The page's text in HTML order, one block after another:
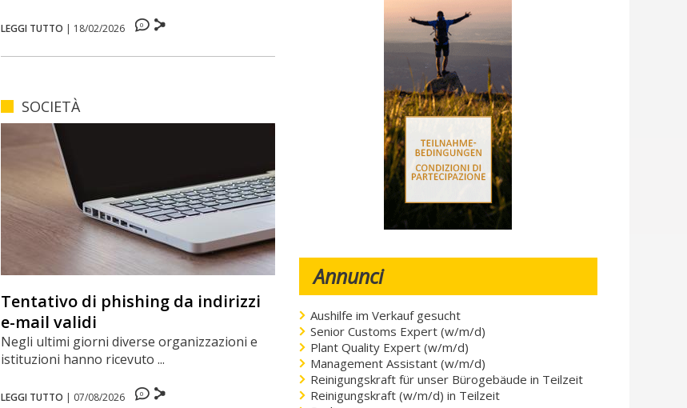
LEGGI TUTTO | 18/02/2026 0
SOCIETÀ
Tentativo di phishing da indirizzi
e-mail validi
Negli ultimi giorni diverse organizzazioni e
istituzioni hanno ricevuto ...
LEGGI TUTTO | 07/08/2026 0
Annunci
Aushilfe im Verkauf gesucht
Senior Customs Expert (w/m/d)
Plant Quality Expert (w/m/d)
Management Assistant (w/m/d)
Reinigungskraft für unser Bürogebäude in Teilzeit
Reinigungskraft (w/m/d) in Teilzeit